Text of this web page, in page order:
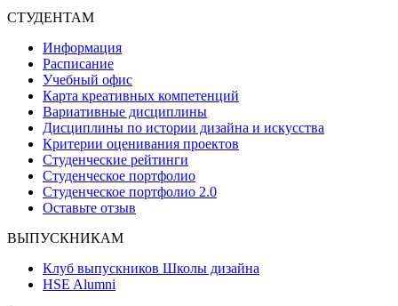
СТУДЕНТАМ
Информация
Расписание
Учебный офис
Карта креативных компетенций
Вариативные дисциплины
Дисциплины по истории дизайна и искусства
Критерии оценивания проектов
Студенческие рейтинги
Студенческое портфолио
Студенческое портфолио 2.0
Оставьте отзыв
ВЫПУСКНИКАМ
Клуб выпускников Школы дизайна
HSE Alumni